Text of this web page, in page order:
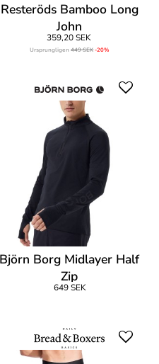
Resteröds Bamboo Long
John
359,20 SEK
Ursprungligen449 SEK-20%
Björn Borg Midlayer Half
Zip
649 SEK